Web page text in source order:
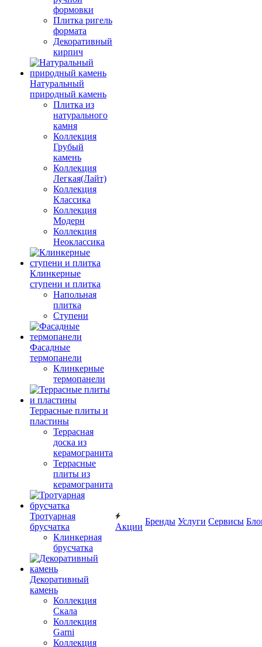
формовки
Плитка ригель
формата
Декоративный
кирпич
Натуральный
природный камень
Плитка из
натурального
камня
Коллекция
Грубый
камень
Коллекция
Легкая(Лайт)
Коллекция
Классика
Коллекция
Модерн
Коллекция
Неоклассика
Клинкерные
ступени и плитка
Напольная
плитка
Ступени
Фасадные
термопанели
Клинкерные
термопанели
Террасные плиты и
пластины
Террасная
доска из
керамогранита
Террасные
плиты из
керамогранита
Тротуарная
брусчатка
Клинкерная
брусчатка
Декоративный
камень
Коллекция
Скала
Коллекция
Garni
Коллекция
Акции
Бренды Услуги Сервисы